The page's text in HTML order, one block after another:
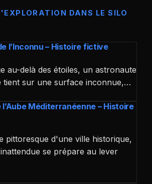
DANS LE SILO
l’Inconnu – Histoire fictive
au-delà des étoiles, un astronaute
tient sur une surface inconnue,…
Méditerranéenne – Histoire
pittoresque d'une ville historique,
se prépare au lever